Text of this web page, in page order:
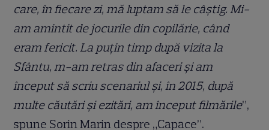
care, în fiecare zi, mă luptam să le câștig. Mi-
am amintit de jocurile din copilărie, când
eram fericit. La puțin timp după vizita la
Sfântu, m-am retras din afaceri și am
început să scriu scenariul și, în 2015, după
multe căutări și ezitări, am început filmările”,
spune Sorin Marin despre „Capace”.